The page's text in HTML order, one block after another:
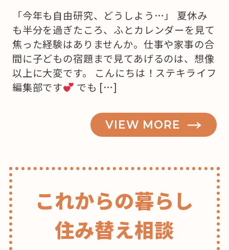
「今年も自由研究、どうしよう…」 夏休み
も半分を過ぎたころ、ふとカレンダーを見て
焦った経験はありませんか。仕事や家事の合
間に子どもの宿題まで見てあげるのは、想像
以上に大変です。 こんにちは！ステキライフ
編集部です
でも […]
VIEW MORE
これからの暮らし
住み替え相談